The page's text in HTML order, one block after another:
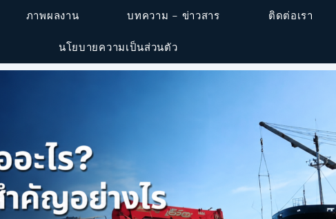
ภาพผลงาน บทความ – ข่าวสาร ติดต่อเรา
นโยบายความเป็นส่วนตัว